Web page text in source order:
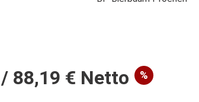
/ 88,19 € Netto %